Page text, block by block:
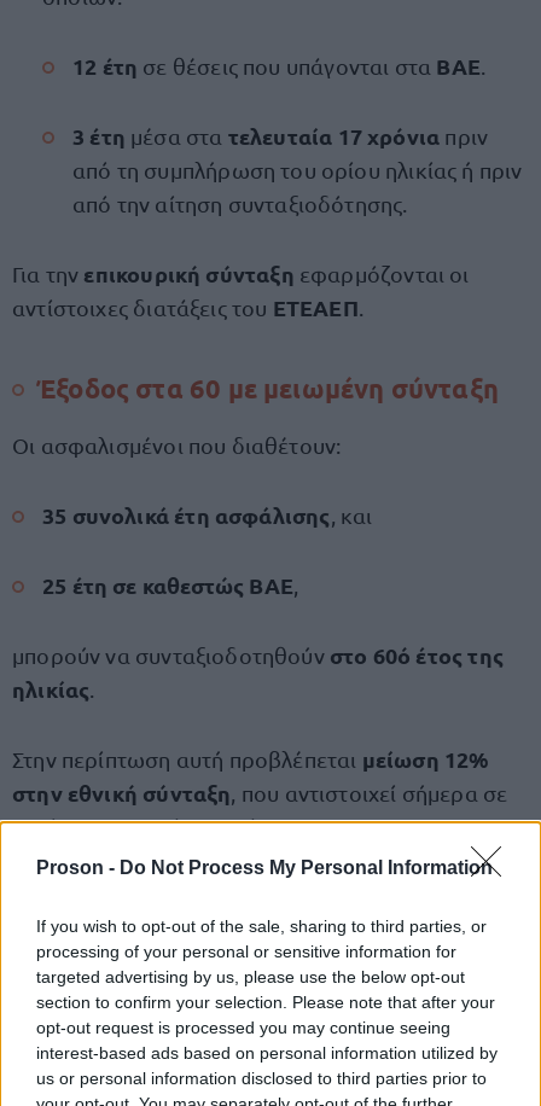
Proson - Do Not Process My Personal Information
If you wish to opt-out of the sale, sharing to third parties, or
processing of your personal or sensitive information for
targeted advertising by us, please use the below opt-out
section to confirm your selection. Please note that after your
opt-out request is processed you may continue seeing
interest-based ads based on personal information utilized by
us or personal information disclosed to third parties prior to
12 έτη σε θέσεις που υπάγονται στα ΒΑΕ
3 έτη μέσα στα τελευταία 17 χρόνια πριν
από τη συμπλήρωση του ορίου ηλικίας ή πριν
από την αίτηση συνταξιοδότησης.
Για την επικουρική σύνταξη εφαρμόζονται οι
αντίστοιχες διατάξεις του ΕΤΕΑΕΠ
Έξοδος στα 60 με μειωμένη σύνταξη
Οι ασφαλισμένοι που διαθέτουν:
35 συνολικά έτη ασφάλισης , και
25 έτη σε καθεστώς ΒΑΕ
μπορούν να συνταξιοδοτηθούν στο 60ό έτος της
ηλικίας
Στην περίπτωση αυτή προβλέπεται μείωση 12%
στην εθνική σύνταξη , που αντιστοιχεί σήμερα σε
περίπου56 ευρώ τον μήνα.
ετών
Η νέα διάταξη επιτρέπει τηναναγνώριση έως
πέντε πλασματικών ετών ασφάλισης.
Ωστόσο, η διαδικασίαδεν είναι δωρεάν, καθώς